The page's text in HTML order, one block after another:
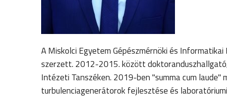
A Miskolci Egyetem Gépészmérnöki és
szerzett. 2012-2015. között
Intézeti Tanszéken. 2019-ben "summa cum
turbulenciagenerátorok fejlesztése és